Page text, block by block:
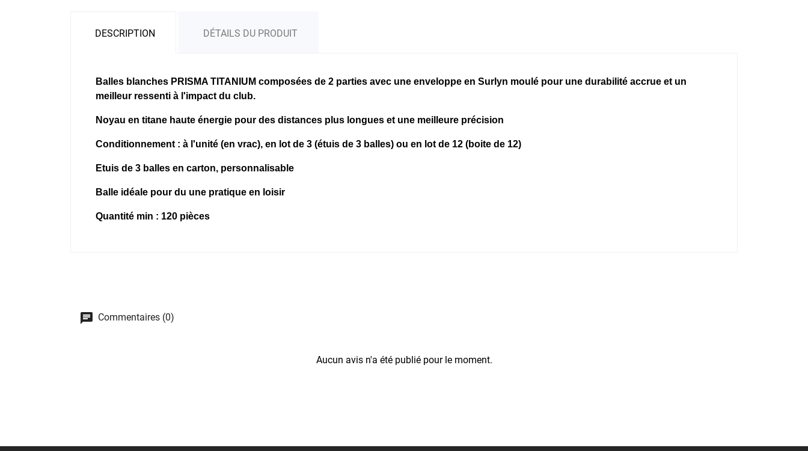
DESCRIPTION DÉTAILS DU PRODUIT
Balles blanches PRISMA TITANIUM composées de 2 parties avec une enveloppe en Surlyn moulé pour une durabilité accrue et un
meilleur ressenti à l'impact du club.
Noyau en titane haute énergie pour des distances plus longues et une meilleure précision
Conditionnement : à l'unité (en vrac), en lot de 3 (étuis de 3 balles) ou en lot de 12 (boite de 12)
Etuis de 3 balles en carton, personnalisable
Balle idéale pour du une pratique en loisir
Quantité min : 120 pièces
Commentaires (0)
Aucun avis n'a été publié pour le moment.